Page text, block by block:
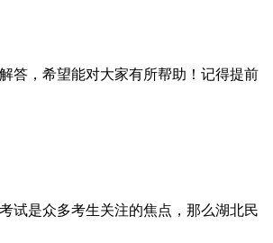
答，希望能对大家有所帮助！记得提前
试是众多考生关注的焦点，那么湖北民